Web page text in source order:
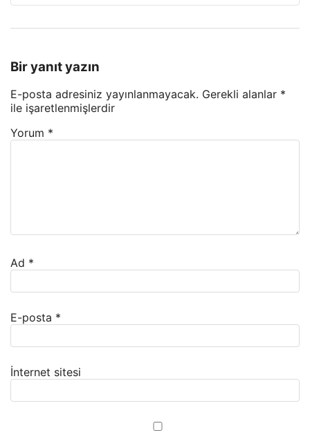
Bir yanıt yazın
E-posta adresiniz yayınlanmayacak. Gerekli alanlar *
ile işaretlenmişlerdir
Yorum *
Ad *
E-posta *
İnternet sitesi